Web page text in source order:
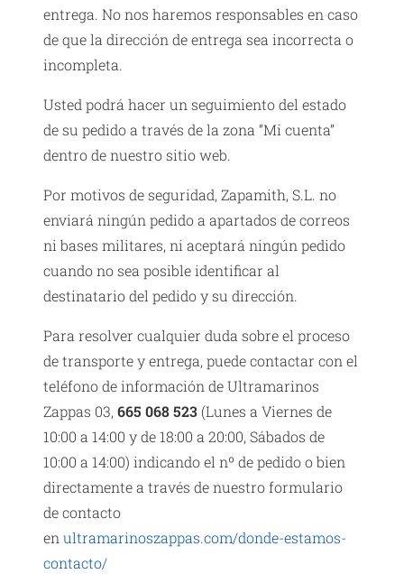
entrega. No nos haremos responsables en caso
de que la dirección de entrega sea incorrecta o
incompleta.
Usted podrá hacer un seguimiento del estado
de su pedido a través de la zona “Mi cuenta”
dentro de nuestro sitio web.
Por motivos de seguridad, Zapamith, S.L. no
enviará ningún pedido a apartados de correos
ni bases militares, ni aceptará ningún pedido
cuando no sea posible identificar al
destinatario del pedido y su dirección.
Para resolver cualquier duda sobre el proceso
de transporte y entrega, puede contactar con el
teléfono de información de Ultramarinos
Zappas 03, 665 068 523 (Lunes a Viernes de
10:00 a 14:00 y de 18:00 a 20:00, Sábados de
10:00 a 14:00) indicando el nº de pedido o bien
directamente a través de nuestro formulario
de contacto
en ultramarinoszappas.com/donde-estamos-
contacto/